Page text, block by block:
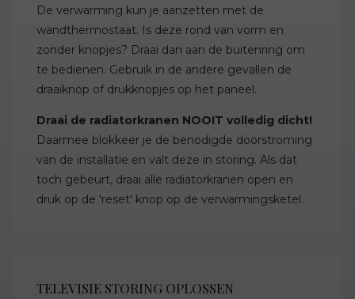
De verwarming kun je aanzetten met de
wandthermostaat. Is deze rond van vorm en
zonder knopjes? Draai dan aan de buitenring om
te bedienen. Gebruik in de andere gevallen de
draaiknop of drukknopjes op het paneel.
Draai de radiatorkranen NOOIT volledig dicht!
Daarmee blokkeer je de benodigde doorstroming
van de installatie en valt deze in storing. Als dat
toch gebeurt, draai alle radiatorkranen open en
druk op de 'reset' knop op de verwarmingsketel.
TELEVISIE STORING OPLOSSEN